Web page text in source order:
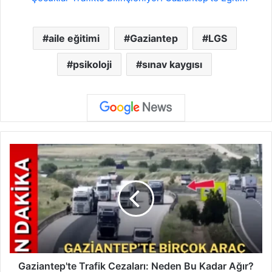
aile eğitimi Gaziantep LGS
psikoloji sınav kaygısı
i
n
e
p
Gaziantep'te Trafik Cezaları: Neden Bu Kadar Ağır?